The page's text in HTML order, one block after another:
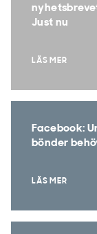
Just nu
LÄS MER
Facebook:
bönder
LÄS MER